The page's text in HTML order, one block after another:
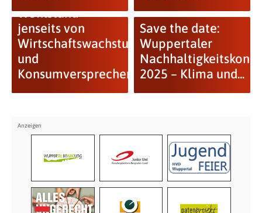
Wohlstand
jenseits von
Wirtschaftswachstum
und
Konsumversprechen
Save the date:
Wuppertaler
2025 – Klima und...